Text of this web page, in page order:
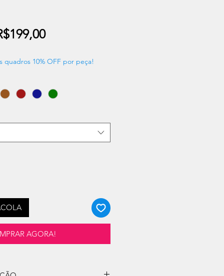
Preço
quadros 10% OFF por peça!
AGORA!